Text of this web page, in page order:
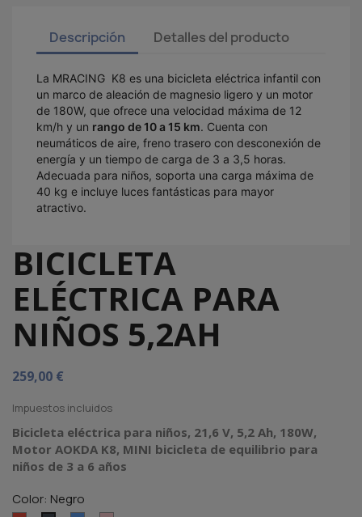
Descripción Detalles del producto
La MRACING K8 es una bicicleta eléctrica infantil con
un marco de aleación de magnesio ligero y un motor
de 180W, que ofrece una velocidad máxima de 12
km/h y un rango de 10 a 15 km. Cuenta con
neumáticos de aire, freno trasero con desconexión de
energía y un tiempo de carga de 3 a 3,5 horas.
Adecuada para niños, soporta una carga máxima de
40 kg e incluye luces fantásticas para mayor
atractivo.
BICICLETA
ELÉCTRICA PARA
NIÑOS 5,2AH
259,00 €
Impuestos incluidos
Bicicleta eléctrica para niños, 21,6 V, 5,2 Ah, 180W,
Motor AOKDA K8, MINI bicicleta de equilibrio para
niños de 3 a 6 años
Color: Negro